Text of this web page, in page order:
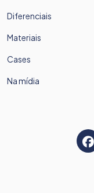
Diferenciais
Materiais
Cases
Na mídia